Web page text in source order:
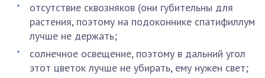
отсутствие сквозняков (они губительны для
растения, поэтому на подоконнике спатифиллум
лучше не держать;
солнечное освещение, поэтому в дальний угол
этот цветок лучше не убирать, ему нужен свет;